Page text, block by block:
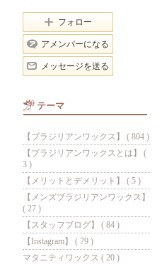
フォロー
アメンバーになる
メッセージを送る
テーマ
【ブラジリアンワックス】 ( 804 )
【ブラジリアンワックスとは】 (
3 )
【メリットとデメリット】 ( 5 )
【メンズブラジリアンワックス】
( 27 )
【スタッフブログ】 ( 84 )
【Instagram】 ( 79 )
マタニティワックス ( 20 )